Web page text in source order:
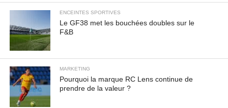
ENCEINTES SPORTIVES
Le GF38 met les bouchées doubles sur le
F&B
MARKETING
Pourquoi la marque RC Lens continue de
prendre de la valeur ?